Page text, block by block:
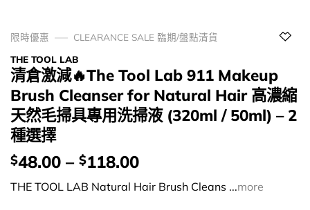
限時優惠
CLEARANCE SALE 臨期/盤點清貨
THE TOOL LAB
清倉激減🔥The Tool Lab 911 Makeup
Brush Cleanser for Natural Hair 高濃縮
天然毛掃具專用洗掃液 (320ml / 50ml) – 2
種選擇
價
錢：
$48.00 – $118.00
THE TOOL LAB Natural Hair Brush Cleans ...more